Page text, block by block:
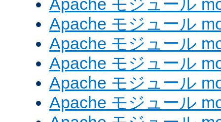
Apache モジュール
Apache モジュール
Apache モジュール
Apache モジュール
Apache モジュール
Apache モジュール